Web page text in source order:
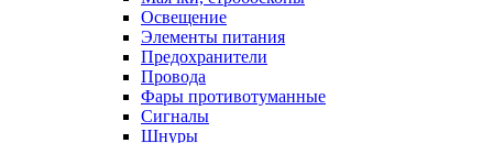
Освещение
Элементы питания
Предохранители
Провода
Фары противотуманные
Сигналы
Шнуры